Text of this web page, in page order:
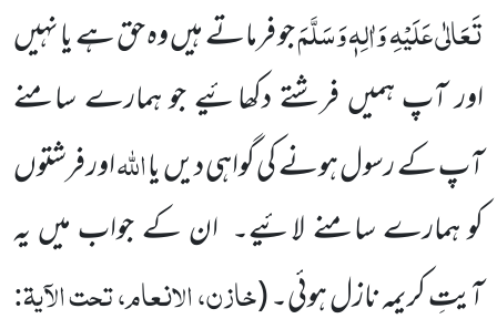
تَعَالٰی عَلَیْہِ وَاٰلِہٖ وَسَلَّمَجو فرماتے ہیں وہ حق ہے یا نہیں
اور آپ ہمیں فرشتے دکھائیے جو ہمارے سامنے
آپ کے رسول ہونے کی گواہی دیںیااللہاور فرشتوں
کو ہمارے سامنے لائیے۔ ان کے جواب میں یہ
آیتِ کریمہ نازل ہوئی۔(خازن، الانعام، تحت الآیۃ: